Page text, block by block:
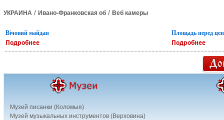
УКРАИНА / Ивано-Франковская об / Веб камеры
Вічовий майдан
Подробнее
Площадь перед
Подробнее
Музей писанки (Коломыя)
Музей музыкальных инструментов (Верховина)